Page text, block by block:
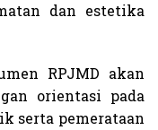
dan estetika
RPJMD akan
orientasi pada
serta pemerataan